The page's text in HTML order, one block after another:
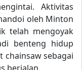
Aktivitas
oleh Minton
telah mengoyak
benteng hidup
chainsaw sebagai